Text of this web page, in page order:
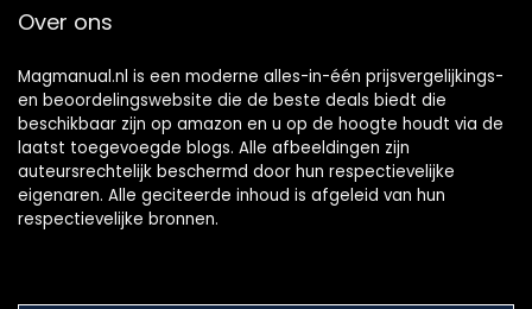
Over ons
Magmanual.nl is een moderne alles-in-één prijsvergelijkings-
en beoordelingswebsite die de beste deals biedt die
beschikbaar zijn op amazon en u op de hoogte houdt via de
laatst toegevoegde blogs. Alle afbeeldingen zijn
auteursrechtelijk beschermd door hun respectievelijke
eigenaren. Alle geciteerde inhoud is afgeleid van hun
respectievelijke bronnen.